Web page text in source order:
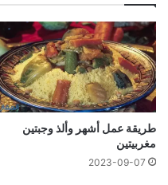
طريقة عمل أشهر وألذ وجبتين
مغربيتين
2023-09-07